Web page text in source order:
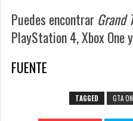
Puedes encontrar Grand
PlayStation 4, Xbox One
FUENTE
TAGGED GTA